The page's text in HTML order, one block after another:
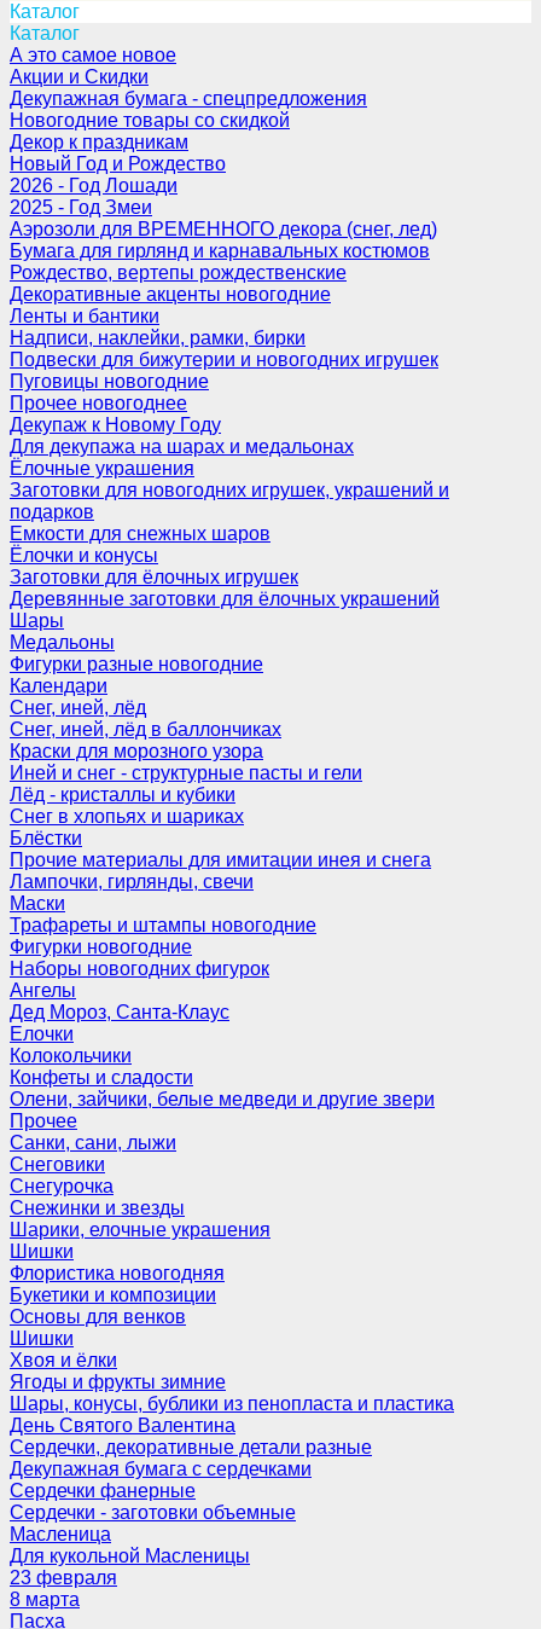
Каталог
Каталог
А это самое новое
Акции и Скидки
Декупажная бумага - спецпредложения
Новогодние товары со скидкой
Декор к праздникам
Новый Год и Рождество
2026 - Год Лошади
2025 - Год Змеи
Аэрозоли для ВРЕМЕННОГО декора (снег, лед)
Бумага для гирлянд и карнавальных костюмов
Рождество, вертепы рождественские
Декоративные акценты новогодние
Ленты и бантики
Надписи, наклейки, рамки, бирки
Подвески для бижутерии и новогодних игрушек
Пуговицы новогодние
Прочее новогоднее
Декупаж к Новому Году
Для декупажа на шарах и медальонах
Ёлочные украшения
Заготовки для новогодних игрушек, украшений и
подарков
Емкости для снежных шаров
Ёлочки и конусы
Заготовки для ёлочных игрушек
Деревянные заготовки для ёлочных украшений
Шары
Медальоны
Фигурки разные новогодние
Календари
Снег, иней, лёд
Снег, иней, лёд в баллончиках
Краски для морозного узора
Иней и снег - структурные пасты и гели
Лёд - кристаллы и кубики
Снег в хлопьях и шариках
Блёстки
Прочие материалы для имитации инея и снега
Лампочки, гирлянды, свечи
Маски
Трафареты и штампы новогодние
Фигурки новогодние
Наборы новогодних фигурок
Ангелы
Дед Мороз, Санта-Клаус
Елочки
Колокольчики
Конфеты и сладости
Олени, зайчики, белые медведи и другие звери
Прочее
Санки, сани, лыжи
Снеговики
Снегурочка
Снежинки и звезды
Шарики, елочные украшения
Шишки
Флористика новогодняя
Букетики и композиции
Основы для венков
Шишки
Хвоя и ёлки
Ягоды и фрукты зимние
Шары, конусы, бублики из пенопласта и пластика
День Святого Валентина
Сердечки, декоративные детали разные
Декупажная бумага с сердечками
Сердечки фанерные
Сердечки - заготовки объемные
Масленица
Для кукольной Масленицы
23 февраля
8 марта
Пасха